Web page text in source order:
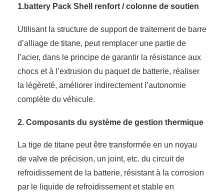
1.battery Pack Shell renfort / colonne de soutien
Utilisant la structure de support de traitement de barre
d’alliage de titane, peut remplacer une partie de
l’acier, dans le principe de garantir la résistance aux
chocs et à l’extrusion du paquet de batterie, réaliser
la légèreté, améliorer indirectement l’autonomie
complète du véhicule.
2. Composants du système de gestion thermique
La tige de titane peut être transformée en un noyau
de valve de précision, un joint, etc. du circuit de
refroidissement de la batterie, résistant à la corrosion
par le liquide de refroidissement et stable en